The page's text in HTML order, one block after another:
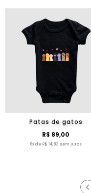
Patas de gatos
R$ 89,00
6x de R$ 14,83 sem juros